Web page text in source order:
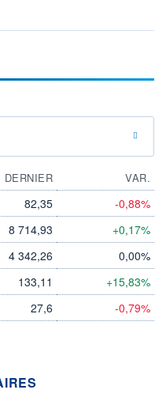
DERNIER
VAR.
82,35 -0,88%
8 714,93 +0,17%
4 342,26 0,00%
133,11 +15,83%
27,6 -0,79%